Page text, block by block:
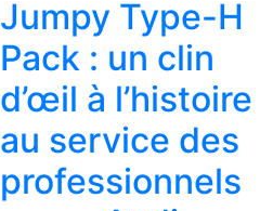
Jumpy Type-H
Pack : un clin
d’œil à l’histoire
au service des
professionnels